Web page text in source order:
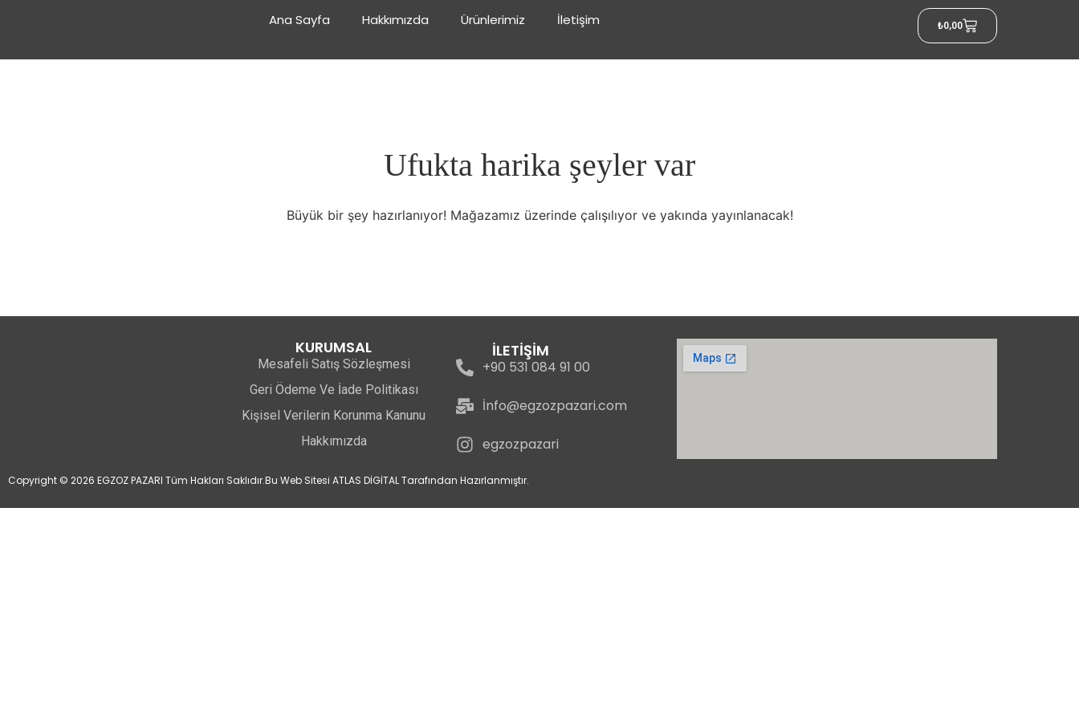
Ana Sayfa Hakkımızda Ürünlerimiz İletişim ₺0,00
Ufukta harika şeyler var
Büyük bir şey hazırlanıyor! Mağazamız üzerinde çalışılıyor ve yakında yayınlanacak!
KURUMSAL
Mesafeli Satış Sözleşmesi
Geri Ödeme Ve İade Politikası
Kişisel Verilerin Korunma Kanunu
Hakkımızda
İLETİŞİM
+90 531 084 91 00
İnfo@egzozpazari.com
egzozpazari
Copyright © 2026 EGZOZ PAZARI Tüm Hakları Saklıdır.Bu Web Sitesi ATLAS DİGİTAL Tarafından Hazırlanmıştır.